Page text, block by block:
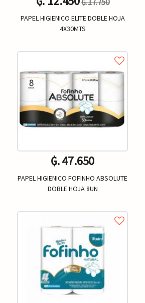
PAPEL HIGIENICO ELITE DOBLE HOJA
4X30MTS
+
₲. 47.650
PAPEL HIGIENICO FOFINHO ABSOLUTE
DOBLE HOJA 8UN
+